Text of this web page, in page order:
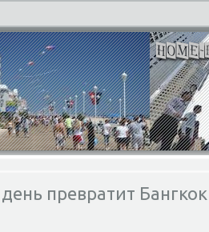
превратит Бангкок